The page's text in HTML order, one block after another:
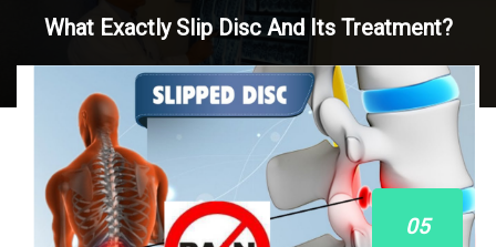
What Exactly Slip Disc And Its Treatment?
05